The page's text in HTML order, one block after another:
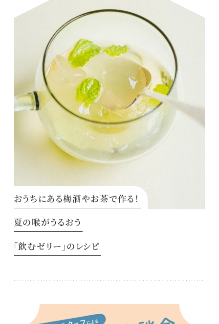
おうちにある梅酒やお茶で作る！
夏の喉がうるおう
「飲むゼリー」のレシピ